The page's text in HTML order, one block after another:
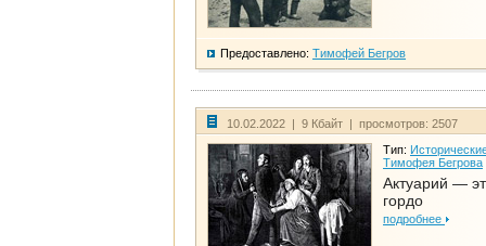
Предоставлено: Тимофей Бегров
10.02.2022 | 9 Кбайт | просмотров: 2507
Тип:
Тимофея Бегрова
Актуарий —
гордо
подробнее